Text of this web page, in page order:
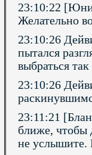
23:10:22
Желательно
23:10:26
пытался
выбраться так
23:10:26
23:11:21
ближе, чтобы
не услышите.